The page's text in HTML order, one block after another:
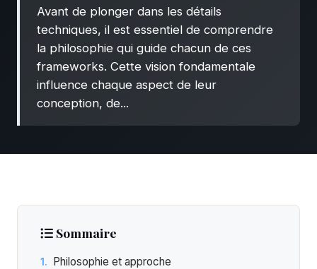
Avant de plonger dans les détails
techniques, il est essentiel de comprendre
la philosophie qui guide chacun de ces
frameworks. Cette vision fondamentale
influence chaque aspect de leur
conception, de...
Sommaire
Philosophie et approche